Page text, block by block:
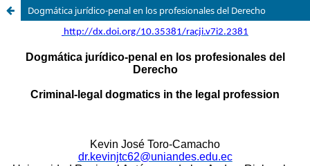
Dogmática jurídico-penal en los profesionales del Derecho